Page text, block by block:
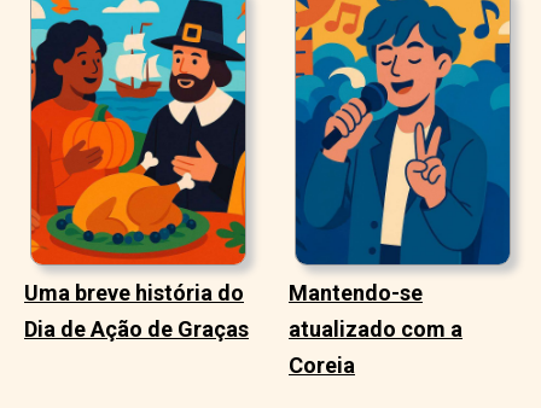
Uma breve história do
Dia de Ação de Graças
Mantendo-se
atualizado com a
Coreia